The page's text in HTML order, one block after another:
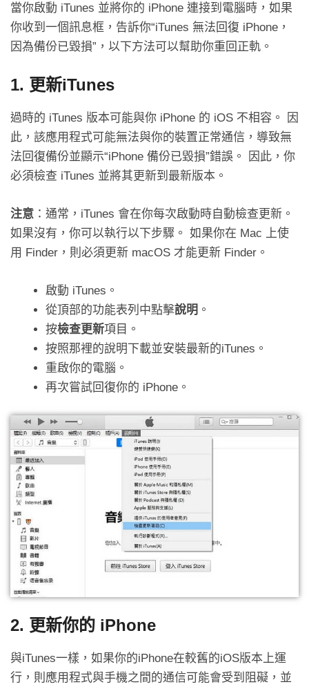
當你啟動 iTunes 並將你的 iPhone 連接到電腦時，如果
你收到一個訊息框，告訴你“iTunes 無法回復 iPhone，
因為備份已毀損”，以下方法可以幫助你重回正軌。
1. 更新iTunes
過時的 iTunes 版本可能與你 iPhone 的 iOS 不相容。 因
此，該應用程式可能無法與你的裝置正常通信，導致無
法回復備份並顯示“iPhone 備份已毀損”錯誤。 因此，你
必須檢查 iTunes 並將其更新到最新版本。
注意 ：通常，iTunes 會在你每次啟動時自動檢查更新。
如果沒有，你可以執行以下步驟。 如果你在 Mac 上使
用 Finder，則必須更新 macOS 才能更新 Finder。
啟動 iTunes。
從頂部的功能表列中點擊說明 。
按檢查更新項目。
按照那裡的說明下載並安裝最新的iTunes。
重啟你的電腦。
再次嘗試回復你的 iPhone。
2. 更新你的 iPhone
與iTunes一樣，如果你的iPhone在較舊的iOS版本上運
行，則應用程式與手機之間的通信可能會受到阻礙，並